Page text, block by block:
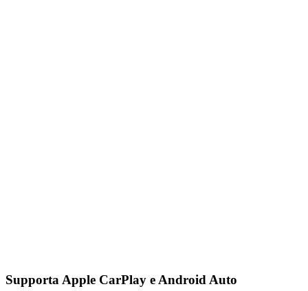
Supporta Apple CarPlay e Android Auto